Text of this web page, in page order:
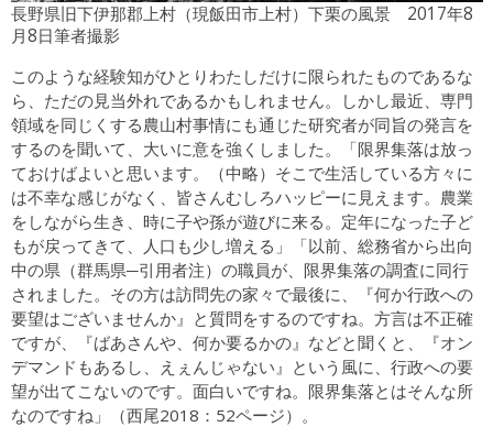
長野県旧下伊那郡上村（現飯田市上村）下栗の風景 2017年8
月8日筆者撮影
このような経験知がひとりわたしだけに限られたものであるな
ら、ただの見当外れであるかもしれません。しかし最近、専門
領域を同じくする農山村事情にも通じた研究者が同旨の発言を
するのを聞いて、大いに意を強くしました。「限界集落は放っ
ておけばよいと思います。（中略）そこで生活している方々に
は不幸な感じがなく、皆さんむしろハッピーに見えます。農業
をしながら生き、時に子や孫が遊びに来る。定年になった子ど
もが戻ってきて、人口も少し増える」「以前、総務省から出向
中の県（群馬県─引用者注）の職員が、限界集落の調査に同行
されました。その方は訪問先の家々で最後に、『何か行政への
要望はございませんか』と質問をするのですね。方言は不正確
ですが、『ばあさんや、何か要るかの』などと聞くと、『オン
デマンドもあるし、えぇんじゃない』という風に、行政への要
望が出てこないのです。面白いですね。限界集落とはそんな所
なのですね」（西尾2018：52ページ）。